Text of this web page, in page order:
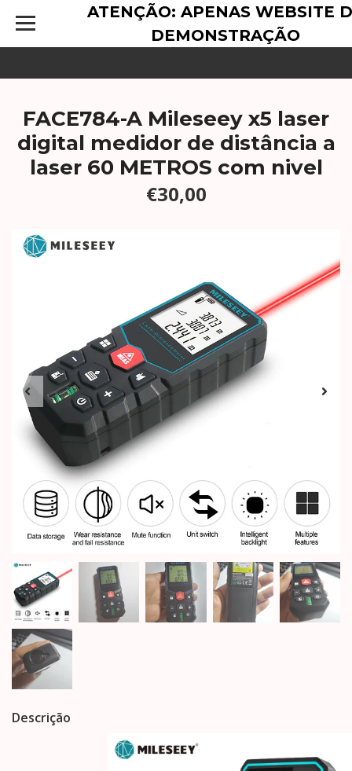
ATENÇÃO: APENAS WEBSITE
DEMONSTRAÇÃO
FACE784-A Mileseey x5 laser
digital medidor de distância a
laser 60 METROS com nivel
€30,00
Descrição